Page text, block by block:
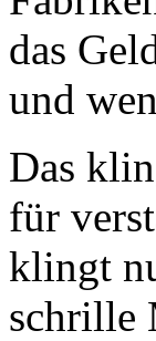
das
und
Das
für
klingt
schrille